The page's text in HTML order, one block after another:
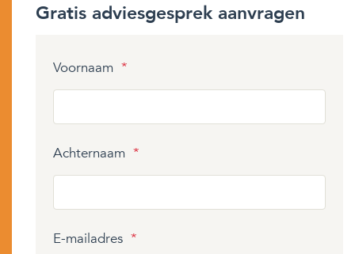
Gratis adviesgesprek aanvragen
Voornaam *
Achternaam *
E-mailadres *